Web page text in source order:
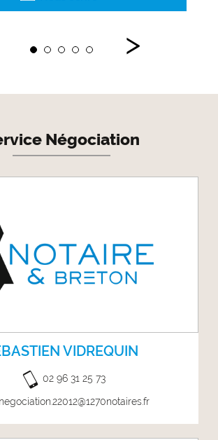
Négociation
VIDREQUIN
02 96 31 25 73
negociation.22012@1270notaires.fr